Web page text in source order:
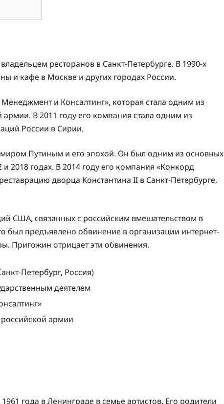
ресторанов в Санкт-Петербурге. В 1990-х
и кафе в Москве и других городах России.
и Консалтинг», которая стала одним из
В 2011 году его компания стала одним из
России в Сирии.
Путиным и его эпохой. Он был одним из основных
2018 годах. В 2014 году его компания «Конкорд
дворца Константина II в Санкт-Петербурге,
США, связанных с российским вмешательством в
предъявлено обвинение в организации интернет-
Пригожин отрицает эти обвинения.
Петербург, Россия)
деятелем
армии
года в Ленинграде в семье артистов. Его родители